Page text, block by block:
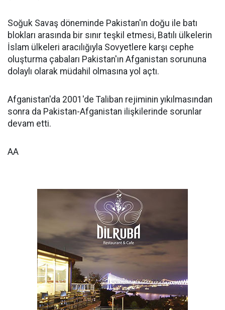
Soğuk Savaş döneminde Pakistan'ın doğu ile batı
blokları arasında bir sınır teşkil etmesi, Batılı ülkelerin
İslam ülkeleri aracılığıyla Sovyetlere karşı cephe
oluşturma çabaları Pakistan'ın Afganistan sorununa
dolaylı olarak müdahil olmasına yol açtı.
Afganistan'da 2001'de Taliban rejiminin yıkılmasından
sonra da Pakistan-Afganistan ilişkilerinde sorunlar
devam etti.
AA